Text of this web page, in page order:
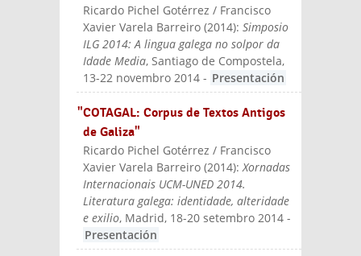
Ricardo Pichel Gotérrez / Francisco
Xavier Varela Barreiro (2014):Simposio
ILG 2014: A lingua galega no solpor da
Idade Media, Santiago de Compostela,
13-22 novembro 2014 - Presentación
"COTAGAL: Corpus de Textos Antigos
de Galiza"
Ricardo Pichel Gotérrez / Francisco
Xavier Varela Barreiro (2014):Xornadas
Internacionais UCM-UNED 2014.
Literatura galega: identidade, alteridade
e exilio, Madrid, 18-20 setembro 2014 -
Presentación